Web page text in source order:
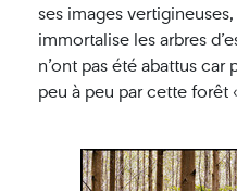
ses images
immortalise les arbres
n’ont pas été abattus
peu à peu par cette forêt